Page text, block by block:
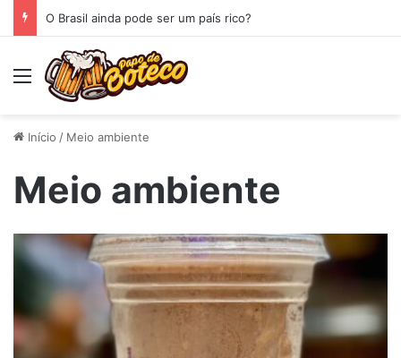
O Brasil ainda pode ser um país rico?
Menu
Início / Meio ambiente
Meio ambiente